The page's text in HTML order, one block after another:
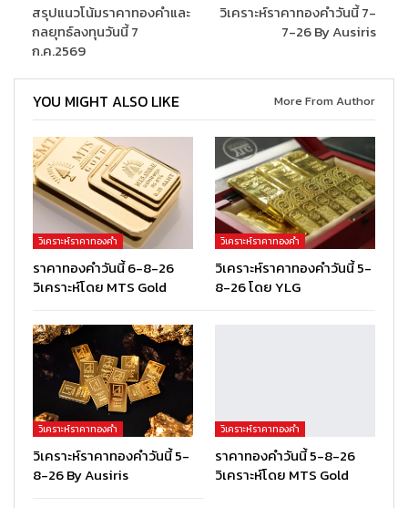
สรุปแนวโน้มราคาทองคำและ
กลยุทธ์ลงทุนวันนี้ 7
ก.ค.2569
วิเคราะห์ราคาทองคำวันนี้ 7-
7-26 By Ausiris
YOU MIGHT ALSO LIKE More From Author
วิเคราะห์ราคาทองคำ
ราคาทองคำวันนี้ 6-8-26
วิเคราะห์โดย MTS Gold
วิเคราะห์ราคาทองคำ
วิเคราะห์ราคาทองคำวันนี้ 5-
8-26 โดย YLG
วิเคราะห์ราคาทองคำ
วิเคราะห์ราคาทองคำวันนี้ 5-
8-26 By Ausiris
วิเคราะห์ราคาทองคำ
ราคาทองคำวันนี้ 5-8-26
วิเคราะห์โดย MTS Gold